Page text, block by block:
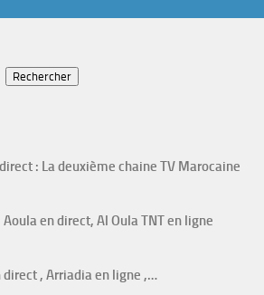
Rechercher
: La deuxième chaine TV Marocaine
en direct, Al Oula TNT en ligne
direct , Arriadia en ligne ,…